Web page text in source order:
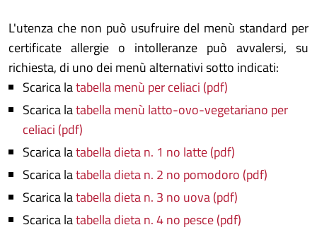
L'utenza che non può usufruire del menù standard per
certificate allergie o intolleranze può avvalersi, su
richiesta, di uno dei menù alternativi sotto indicati:
Scarica latabella menù per celiaci (pdf)
Scarica latabella menù latto-ovo-vegetariano per
celiaci (pdf)
Scarica latabella dieta n. 1 no latte (pdf)
Scarica latabella dieta n. 2 no pomodoro (pdf)
Scarica latabella dieta n. 3 no uova (pdf)
Scarica latabella dieta n. 4 no pesce (pdf)